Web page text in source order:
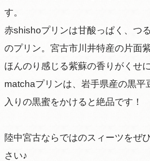
す。
赤shishoプリンは甘酸っぱく、つ
のプリン。宮古市川井特産の片面
ほんのり感じる紫蘇の香りがくせ
matchaプリンは、岩手県産の黒平
入りの黒蜜をかけると絶品です！
陸中宮古ならではのスィーツをぜ
さい♪